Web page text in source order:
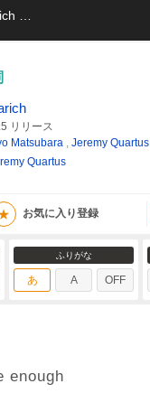
リリース
Matsubara , Jeremy Quartus
Quartus
お気に入り登録
ふりがな
あ A OFF
enough